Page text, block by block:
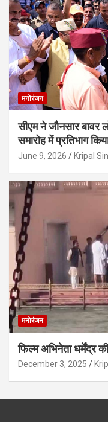
मनोरंजन
सीएम ने जौनसार बावर
समारोह में प्रतिभाग
June 9, 2026 Kripal
मनोरंजन
फिल्म अभिनेता धर्मेंद्र
December 3, 2025